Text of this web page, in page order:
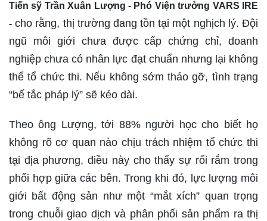
Tiến sỹ Trần Xuân Lượng - Phó Viện trưởng VARS IRE
- cho rằng, thị trường đang tồn tại một nghịch lý. Đội
ngũ môi giới chưa được cấp chứng chỉ, doanh
nghiệp chưa có nhân lực đạt chuẩn nhưng lại không
thể tổ chức thi. Nếu không sớm tháo gỡ, tình trạng
“bế tắc pháp lý” sẽ kéo dài.
Theo ông Lượng, tới 88% người học cho biết họ
không rõ cơ quan nào chịu trách nhiệm tổ chức thi
tại địa phương, điều này cho thấy sự rối rắm trong
phối hợp giữa các bên. Trong khi đó, lực lượng môi
giới bất động sản như một “mắt xích” quan trọng
trong chuỗi giao dịch và phân phối sản phẩm ra thị